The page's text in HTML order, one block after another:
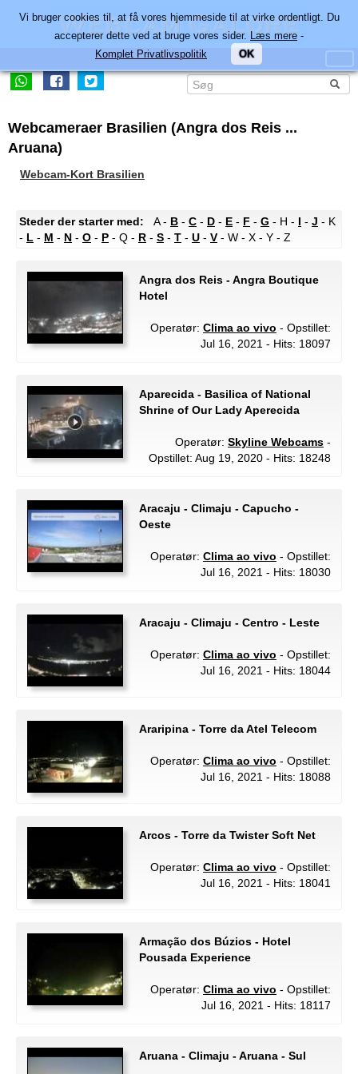
Webcameraer Brasilien (Angra dos Reis ...
Aruana)
Webcam-Kort Brasilien
Steder der starter med: A - B - C - D - E - F - G - H - I - J - K
- L - M - N - O - P - Q - R - S - T - U - V- W - X - Y - Z
Angra dos Reis - Angra Boutique
Hotel
Operatør: Clima ao vivo - Opstillet:
Jul 16, 2021 - Hits: 18097
Aparecida - Basilica of National
Shrine of Our Lady Aperecida
Operatør: Skyline Webcams -
Opstillet: Aug 19, 2020 - Hits: 18248
Aracaju - Climaju - Capucho -
Oeste
Operatør: Clima ao vivo - Opstillet:
Jul 16, 2021 - Hits: 18030
Aracaju - Climaju - Centro - Leste
Operatør: Clima ao vivo - Opstillet:
Jul 16, 2021 - Hits: 18044
Araripina - Torre da Atel Telecom
Operatør: Clima ao vivo - Opstillet:
Jul 16, 2021 - Hits: 18088
Arcos - Torre da Twister Soft Net
Operatør: Clima ao vivo - Opstillet:
Jul 16, 2021 - Hits: 18041
Armação dos Búzios - Hotel
Pousada Experience
Operatør: Clima ao vivo - Opstillet:
Jul 16, 2021 - Hits: 18117
Aruana - Climaju - Aruana - Sul
Vi bruger cookies til, at få vores hjemmeside til at virke ordentligt. Du
accepterer dette ved at bruge vores sider. Læs mere -
Komplet Privatlivspolitik
OK